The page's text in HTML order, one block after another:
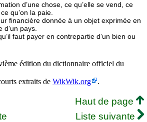
d’une chose, ce qu’elle se vend, ce
qu’on la paie.
financière donnée à un objet exprimée en
pays.
faut payer en contrepartie d’un bien ou
édition du dictionnaire officiel du
extraits de WikWik.org .
Haut de page
Liste suivante